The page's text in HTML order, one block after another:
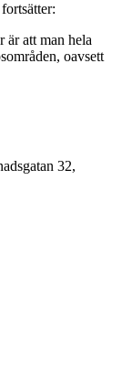
är att man hela
oavsett
32,